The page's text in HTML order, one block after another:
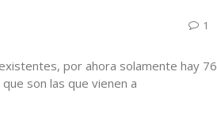
1
por ahora solamente hay 76
son las que vienen a